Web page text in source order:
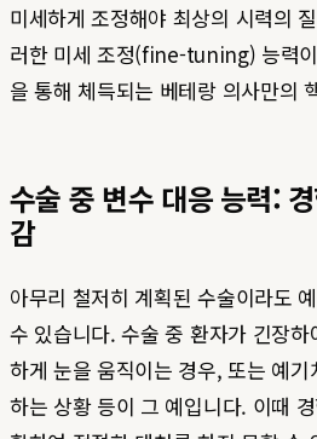
미세하게 조정해야 최상의 시력의
러한 미세 조정(fine-tuning) 능력
을 통해 체득되는 베테랑 의사만의
수술 중 변수 대응 능력:
감
아무리 철저히 계획된 수술이라도
수 있습니다. 수술 중 환자가 긴장
하게 눈을 움직이는 경우, 또는 예
하는 상황 등이 그 예입니다. 이때